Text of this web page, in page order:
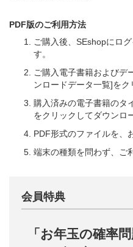
PDF版のご利用方法
ご購入後、SEshopにロ
す。
ご購入電子書籍およびデ
ンロードデータ一覧]をク
購入済みの電子書籍のタ
をクリックしてダウンロ
PDF形式のファイルを、
端末の種類を問わず、ご
会員特典
「お年玉の確率